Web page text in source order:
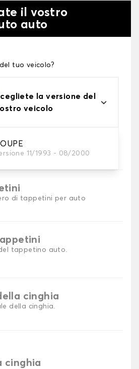
il vostro
auto
tuo veicolo?
la versione del
veicolo
11/1993 - 08/2000
tappetini auto
di tappetini per auto
tappetino auto.
cinghia
della cinghia.
cinghia